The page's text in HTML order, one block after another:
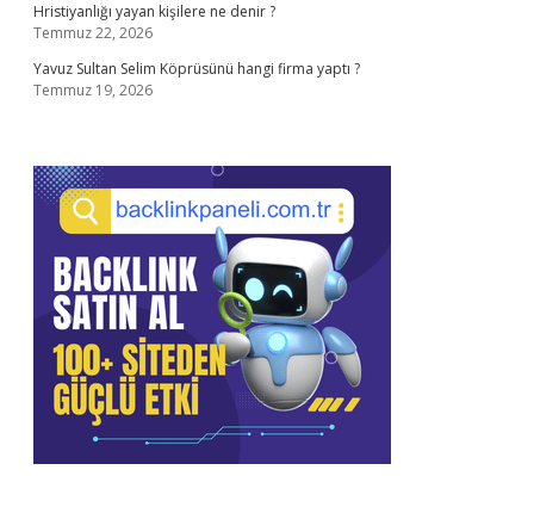
Hristiyanlığı yayan kişilere ne denir ?
Temmuz 22, 2026
Yavuz Sultan Selim Köprüsünü hangi firma yaptı ?
Temmuz 19, 2026